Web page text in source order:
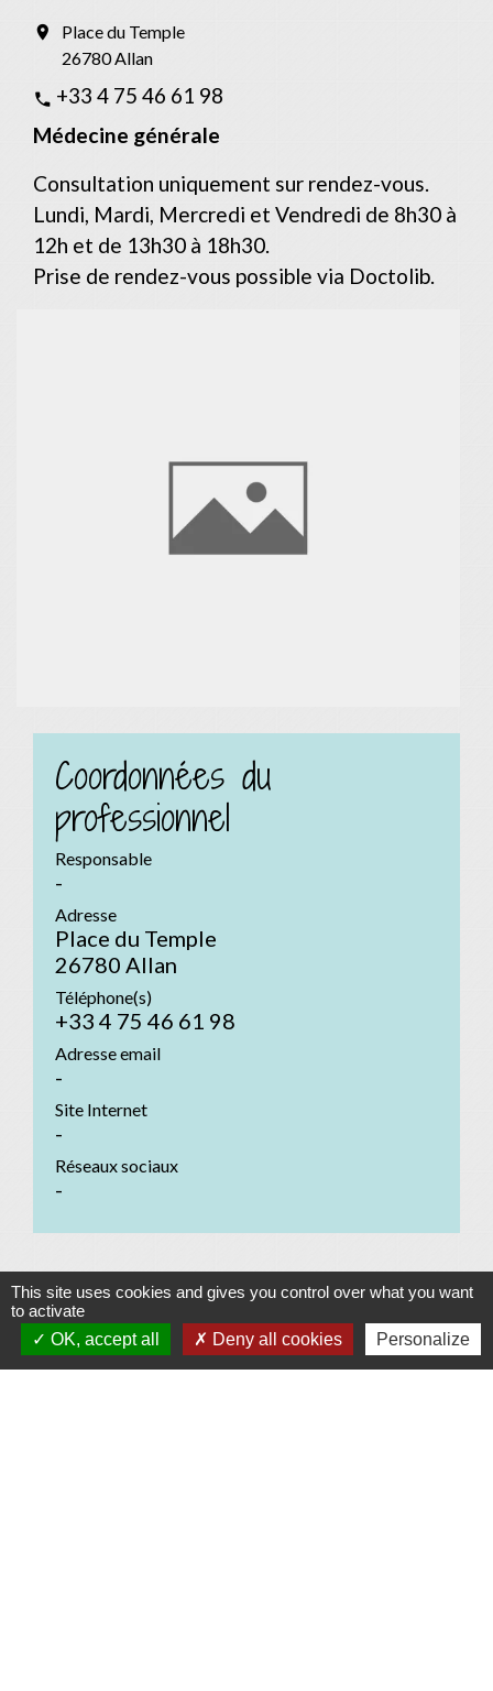
location_on
Place du Temple
26780 Allan
phone +33 4 75 46 61 98
Médecine générale
Consultation uniquement sur rendez-vous.
Lundi, Mardi, Mercredi et Vendredi de 8h30 à
12h et de 13h30 à 18h30.
Prise de rendez-vous possible via Doctolib.
Coordonnées du
professionnel
Responsable
-
Adresse
Place du Temple
26780 Allan
Téléphone(s)
+33 4 75 46 61 98
Adresse email
-
Site Internet
-
Réseaux sociaux
-
Contacts
Commune d'Allan
This site uses cookies and gives you control over what you want
to activate
OK, accept all
Deny all cookies Personalize